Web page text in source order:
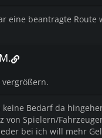
eine beantragte Route
vergrößern.
Bedarf da
von Spielern/
bei ich will mehr